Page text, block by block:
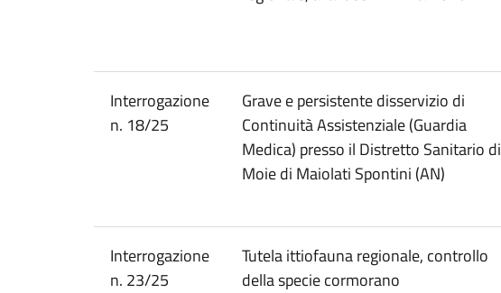
Interrogazione
n. 18/25
Grave e persistente disservizio di
Continuità Assistenziale (Guardia
Medica) presso il Distretto Sanitario di
Moie di Maiolati Spontini (AN)
Interrogazione
n. 23/25
Tutela ittiofauna regionale, controllo
della specie cormorano